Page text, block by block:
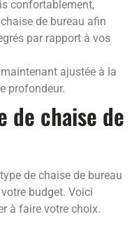
confortablement,
de bureau afin
par rapport à vos
ajustée à la
profondeur.
de chaise de
de chaise de bureau
budget. Voici
à faire votre choix.